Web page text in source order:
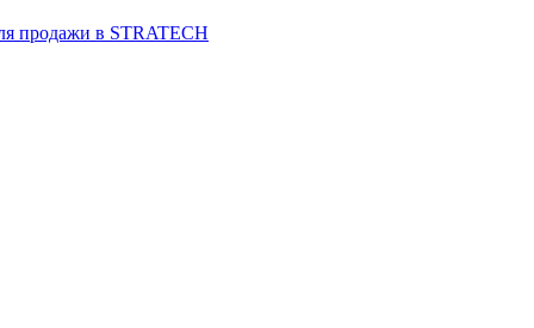
продажи в STRATECH